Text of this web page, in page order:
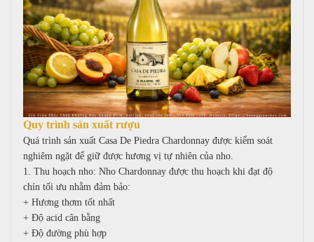
Quy trình sản xuất rượu
Quá trình sản xuất Casa De Piedra Chardonnay được kiểm soát
nghiêm ngặt để giữ được hương vị tự nhiên của nho.
1. Thu hoạch nho:Nho Chardonnay được thu hoạch khi đạt độ
chín tối ưu nhằm đảm bảo:
+Hương thơm tốt nhất
+Độ acid cân bằng
+Độ đường phù hợp